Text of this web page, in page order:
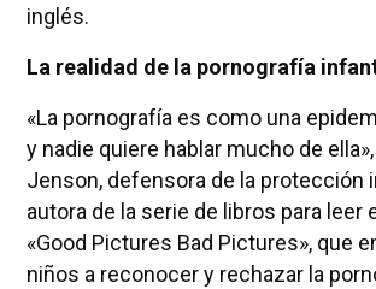
inglés.
La realidad de la pornografía
«La pornografía es como una
y nadie quiere hablar mucho de
Jenson, defensora de la protección
autora de la serie de libros para leer
«Good Pictures Bad Pictures», que
niños a reconocer y rechazar la